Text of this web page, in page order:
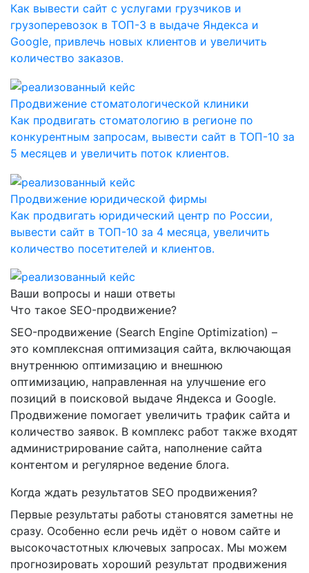
Как вывести сайт с услугами грузчиков и
грузоперевозок в ТОП-3 в выдаче Яндекса и
Google, привлечь новых клиентов и увеличить
количество заказов.
Продвижение стоматологической клиники
Как продвигать стоматологию в регионе по
конкурентным запросам, вывести сайт в ТОП-10 за
5 месяцев и увеличить поток клиентов.
Продвижение юридической фирмы
Как продвигать юридический центр по России,
вывести сайт в ТОП-10 за 4 месяца, увеличить
количество посетителей и клиентов.
Ваши вопросы и наши ответы
Что такое SEO-продвижение?
SEO-продвижение (Search Engine Optimization) –
это комплексная оптимизация сайта, включающая
внутреннюю оптимизацию и внешнюю
оптимизацию, направленная на улучшение его
позиций в поисковой выдаче Яндекса и Google.
Продвижение помогает увеличить трафик сайта и
количество заявок. В комплекс работ также входят
администрирование сайта, наполнение сайта
контентом и регулярное ведение блога.
Когда ждать результатов SEO продвижения?
Первые результаты работы становятся заметны не
сразу. Особенно если речь идёт о новом сайте и
высокочастотных ключевых запросах. Мы можем
прогнозировать хороший результат продвижения